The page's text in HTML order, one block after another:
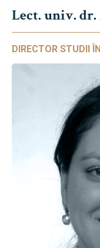
Lect. univ.
DIRECTOR STUDII